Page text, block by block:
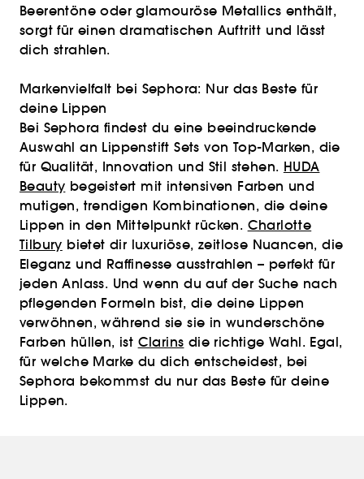
Beerentöne oder glamouröse Metallics enthält,
sorgt für einen dramatischen Auftritt und lässt
dich strahlen.
Markenvielfalt bei Sephora: Nur das Beste für
deine Lippen
Bei Sephora findest du eine beeindruckende
Auswahl an Lippenstift Sets von Top-Marken, die
für Qualität, Innovation und Stil stehen. HUDA
Beauty begeistert mit intensiven Farben und
mutigen, trendigen Kombinationen, die deine
Lippen in den Mittelpunkt rücken. Charlotte
Tilbury bietet dir luxuriöse, zeitlose Nuancen, die
Eleganz und Raffinesse ausstrahlen – perfekt für
jeden Anlass. Und wenn du auf der Suche nach
pflegenden Formeln bist, die deine Lippen
verwöhnen, während sie sie in wunderschöne
Farben hüllen, ist Clarins die richtige Wahl. Egal,
für welche Marke du dich entscheidest, bei
Sephora bekommst du nur das Beste für deine
Lippen.